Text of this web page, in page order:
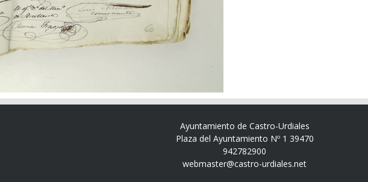
Ayuntamiento de Castro-Urdiales
Plaza del Ayuntamiento Nº 1 39470
942782900
webmaster@castro-urdiales.net